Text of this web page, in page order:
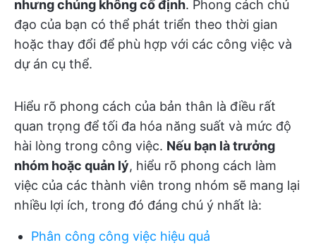
nhưng chúng không cố định. Phong cách chủ
đạo của bạn có thể phát triển theo thời gian
hoặc thay đổi để phù hợp với các công việc và
dự án cụ thể.
Hiểu rõ phong cách của bản thân là điều rất
quan trọng để tối đa hóa năng suất và mức độ
hài lòng trong công việc. Nếu bạn là trưởng
nhóm hoặc quản lý, hiểu rõ phong cách làm
việc của các thành viên trong nhóm sẽ mang lại
nhiều lợi ích, trong đó đáng chú ý nhất là:
Phân công công việc hiệu quả